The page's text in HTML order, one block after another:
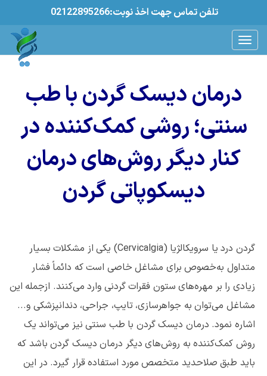
02122895266:تلفن تماس جهت اخذ نوبت
درمان دیسک گردن با طب
سنتی؛ روشی کمک‌کننده در
کنار دیگر روش‌های درمان
دیسکوپاتی گردن
گردن درد یا سرویکالژیا (Cervicalgia) یکی از مشکلات بسیار
متداول به‌خصوص برای مشاغل خاصی است که دائماً فشار
زیادی را بر مهره‌های ستون فقرات گردنی وارد می‌کنند. ازجمله این
مشاغل می‌توان به جواهرسازی، تایپ، جراحی، دندانپزشکی و...
اشاره نمود. درمان دیسک گردن با طب سنتی نیز می‌تواند یک
روش کمک‌کننده به روش‌های دیگر درمان دیسک گردن باشد که
باید طبق صلاحدید متخصص مورد استفاده قرار گیرد. در این